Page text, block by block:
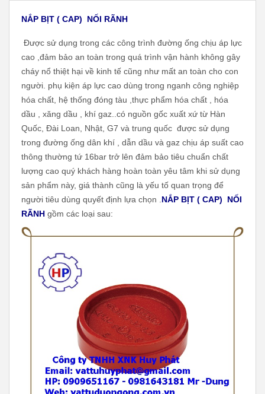
NẮP BỊT ( CAP) NỐI RÃNH
Được sử dụng trong các công trình đường ống chịu áp lực
cao ,đảm bảo an toàn trong quá trình vận hành không gây
cháy nổ thiệt hại về kinh tế cũng như mất an toàn cho con
người. phụ kiện áp lực cao dùng trong nganh công nghiệp
hóa chất, hệ thống đóng tàu ,thực phẩm hóa chất , hóa
dầu , xăng dầu , khí gaz.. có nguồn gốc xuất xứ từ Hàn
Quốc, Đài Loan, Nhật, G7 và trung quốc được sử dụng
trong đường ống dân khí , dẫn dầu và gaz chịu áp suất cao
thông thường tứ 16bar trở lên đảm bảo tiêu chuẩn chất
lượng cao quý khách hàng hoàn toàn yêu tâm khi sử dụng
sản phẩm này, giá thành cũng là yếu tố quan trọng để
người tiêu dùng quyết định lựa chọn . NẮP BỊT ( CAP) NỐI
RÃNH gồm các loại sau: